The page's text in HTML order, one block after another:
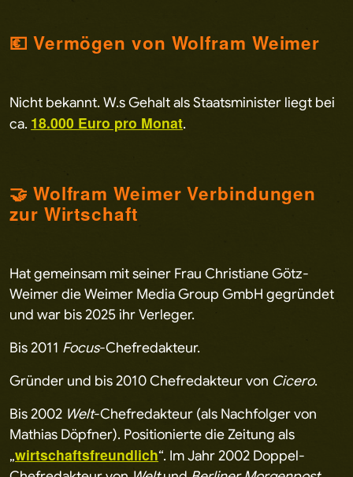
💶 Vermögen von Wolfram Weimer
Nicht bekannt. W.s Gehalt als Staatsminister liegt bei
ca. 18.000 Euro pro Monat.
🤝 Wolfram Weimer Verbindungen
zur Wirtschaft
Hat gemeinsam mit seiner Frau Christiane Götz-
Weimer die Weimer Media Group GmbH gegründet
und war bis 2025 ihr Verleger.
Bis 2011 Focus-Chefredakteur.
Gründer und bis 2010 Chefredakteur von Cicero.
Bis 2002 Welt-Chefredakteur (als Nachfolger von
Mathias Döpfner). Positionierte die Zeitung als
„wirtschaftsfreundlich“. Im Jahr 2002 Doppel-